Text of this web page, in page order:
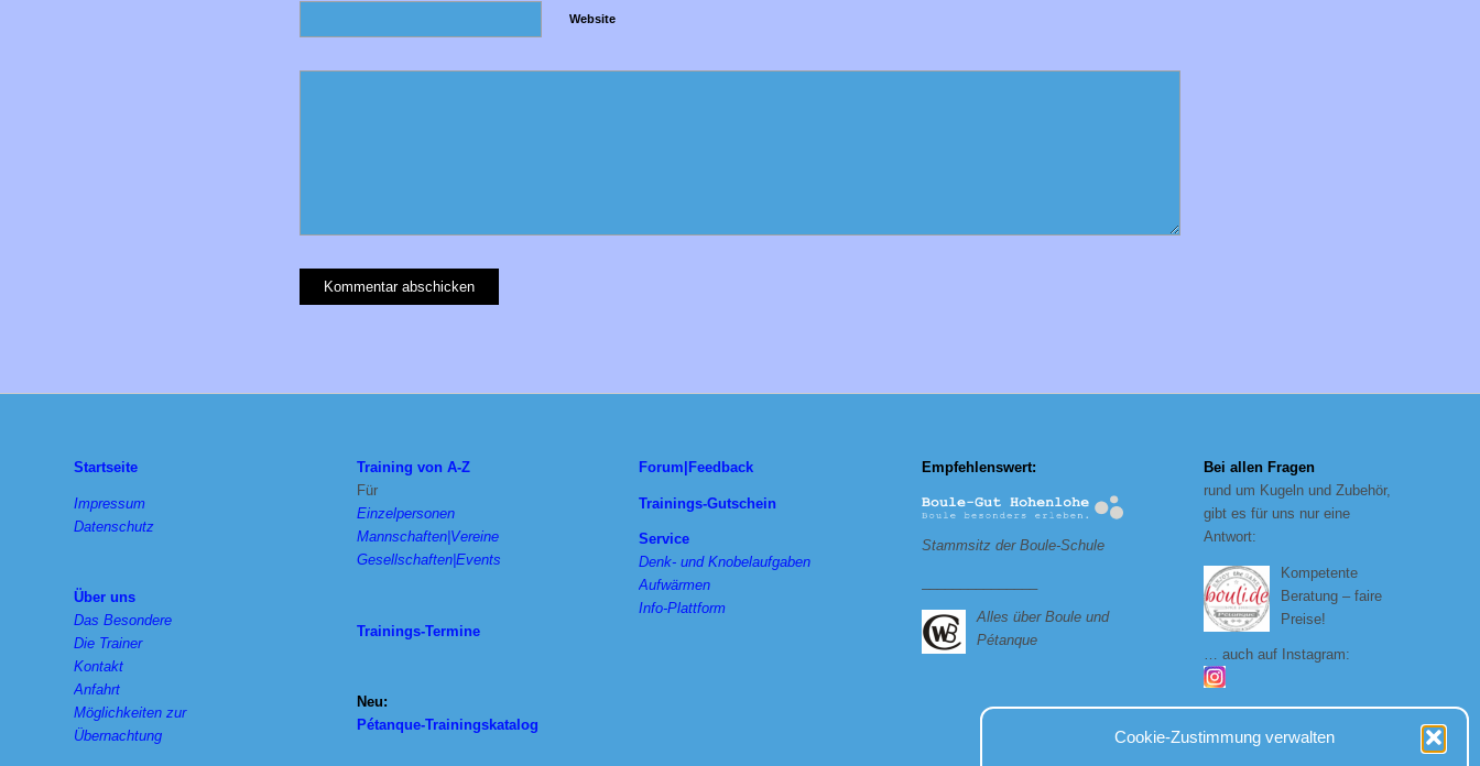
Cookie-Zustimmung verwalten
Website
Startseite
Impressum
Datenschutz
Über uns
Das Besondere
Die Trainer
Kontakt
Anfahrt
Möglichkeiten zur
Übernachtung
Training von A-Z
Für
Einzelpersonen
Mannschaften|Vereine
Gesellschaften|Events
Trainings-Termine
Neu:
Pétanque-Trainingskatalog
Forum|Feedback
Trainings-Gutschein
Service
Denk- und Knobelaufgaben
Aufwärmen
Info-Plattform
Empfehlenswert:
Stammsitz der Boule-Schule
Alles über Boule und
Pétanque
Bei allen Fragen
rund um Kugeln und Zubehör,
gibt es für uns nur eine
Antwort:
Kompetente
Beratung – faire
Preise!
… auch auf Instagram: